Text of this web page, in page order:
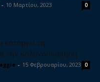
- 10 Μαρτίου, 2023 0
καταργεί τη
την κολονοσκόπηση
- 15 Φεβρουαρίου, 2023 0